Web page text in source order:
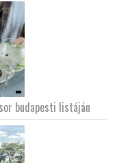
budapesti listáján